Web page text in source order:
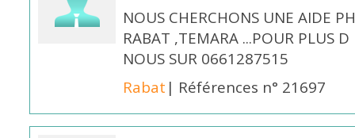
NOUS CHERCHONS UNE AIDE
RABAT ,TEMARA ...POUR PLUS
NOUS SUR 0661287515
Rabat | Références n° 21697